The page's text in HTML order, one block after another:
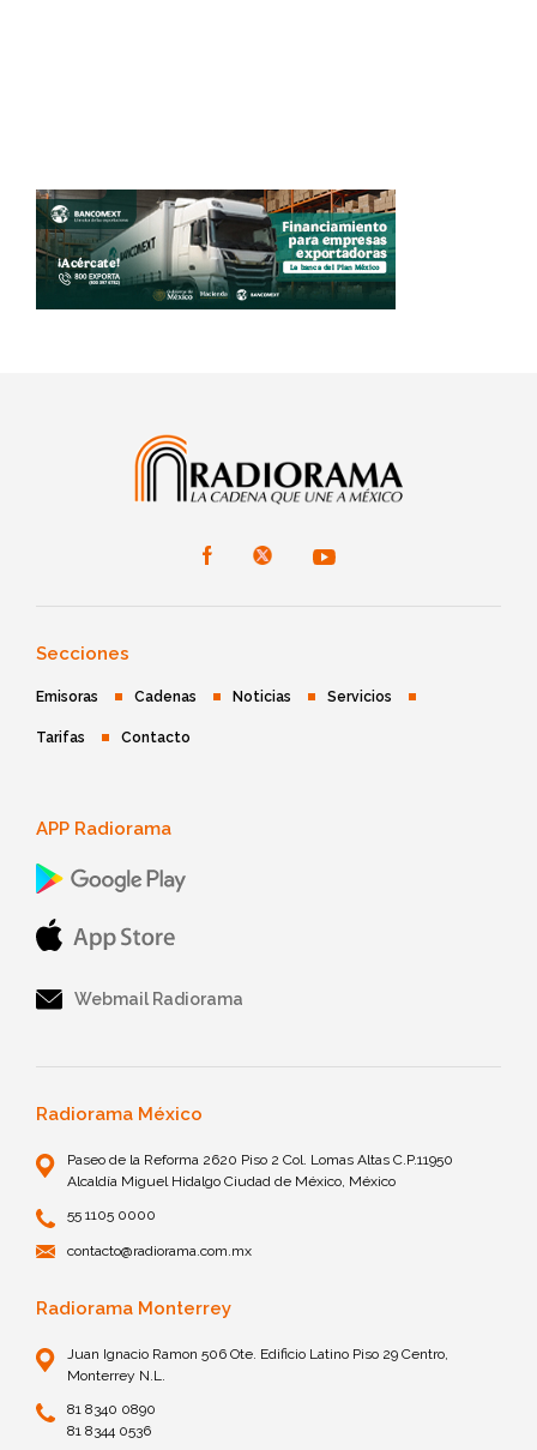
Secciones
Emisoras Cadenas Noticias Servicios
Tarifas Contacto
APP Radiorama
Webmail Radiorama
Radiorama México
Paseo de la Reforma 2620 Piso 2 Col. Lomas Altas C.P.11950
Alcaldía Miguel Hidalgo Ciudad de México, México
55 1105 0000
contacto@radiorama.com.mx
Radiorama Monterrey
Juan Ignacio Ramon 506 Ote. Edificio Latino Piso 29 Centro,
Monterrey N.L.
81 8340 0890
81 8344 0536